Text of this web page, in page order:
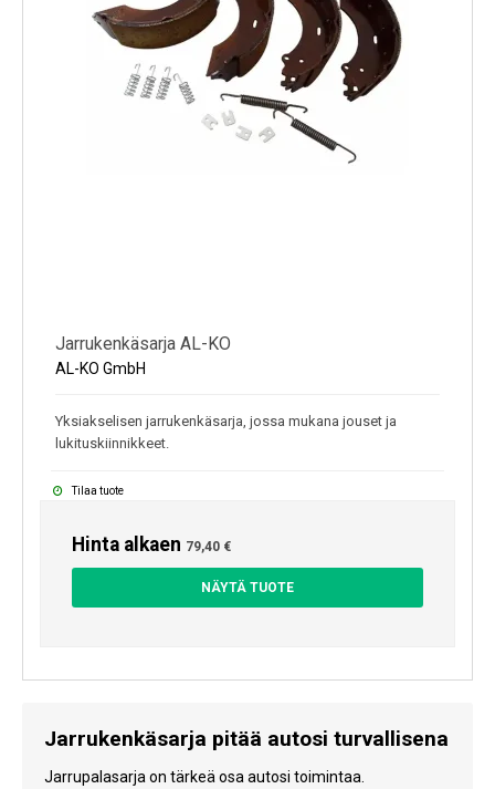
Jarrukenkäsarja AL-KO
AL-KO GmbH
Yksiakselisen jarrukenkäsarja, jossa mukana jouset ja
lukituskiinnikkeet.
Tilaa tuote
Hinta alkaen 79,40 €
NÄYTÄ TUOTE
Jarrukenkäsarja pitää autosi turvallisena
Jarrupalasarja on tärkeä osa autosi toimintaa.